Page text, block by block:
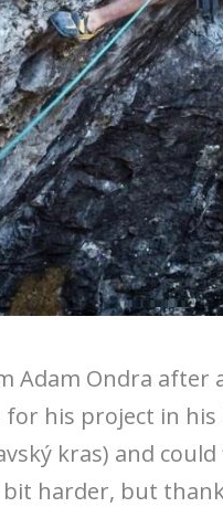
Adam Ondra after
his project in his
kras) and could
harder, but